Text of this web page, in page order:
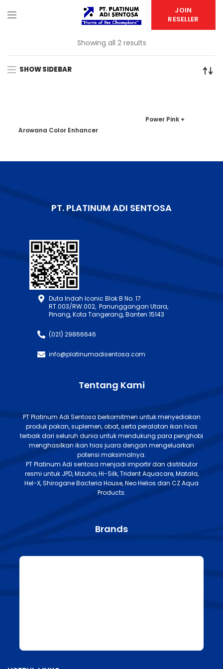
JOIN
RESELLER
Showing all 2 results
SHOW SIDEBAR
Arowana Color Enhancer
Power Pink +
PT. PLATINUM ADI SENTOSA
Duta Indah Iconic Blok B No. 17
RT.003/RW.002, Panunggangan Utara,
Pinang, Kota Tangerang, Banten 15143
(021) 29866646
info@platinumadisentosa.com
Tentang Kami
PT Platinum Adi Sentosa berkomitmen untuk menyediakan
produk pakan, suplemen, obat, serta peralatan ikan hias
terbaik dari seluruh dunia untuk mendukung para penghobi
menghasilkan ikan hias juara dengan mengeluarkan
potensi maksimalnya.
PT Platinum Adi sentosa menjadi importir dan distributor
resmi untuk JPD, Mizuho, Hi-Silk, Trident Aquacare, Matala,
Hel-X, Shirogane Bacteria House, Neo Helios dan CZ Aqua
Products.
Brands